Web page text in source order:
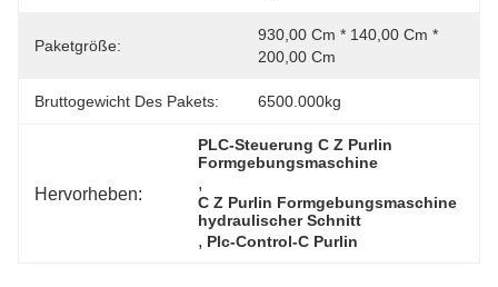
Paketgröße:
930,00 Cm * 140,00 Cm *
200,00 Cm
Bruttogewicht Des Pakets: 6500.000kg
Hervorheben:
PLC-Steuerung C Z Purlin
Formgebungsmaschine
,
C Z Purlin Formgebungsmaschine
hydraulischer Schnitt
, Plc-Control-C Purlin